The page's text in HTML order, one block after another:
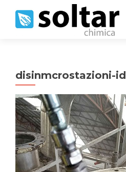
disinmcrostazioni-